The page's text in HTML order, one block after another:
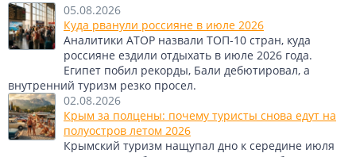
05.08.2026
Куда рванули россияне в июле 2026
Аналитики АТОР назвали ТОП-10 стран, куда
россияне ездили отдыхать в июле 2026 года.
Египет побил рекорды, Бали дебютировал, а
внутренний туризм резко просел.
02.08.2026
Крым за полцены: почему туристы снова едут на
полуостров летом 2026
Крымский туризм нащупал дно к середине июля